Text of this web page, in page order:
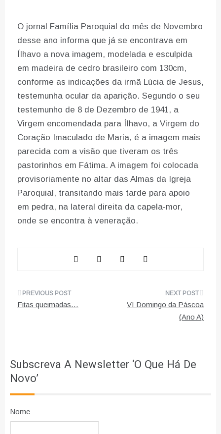
O jornal Família Paroquial do mês de Novembro
desse ano informa que já se encontrava em
Ílhavo a nova imagem, modelada e esculpida
em madeira de cedro brasileiro com 130cm,
conforme as indicações da irmã Lúcia de Jesus,
testemunha ocular da aparição. Segundo o seu
testemunho de 8 de Dezembro de 1941, a
Virgem encomendada para Ílhavo, a Virgem do
Coração Imaculado de Maria, é a imagem mais
parecida com a visão que tiveram os três
pastorinhos em Fátima. A imagem foi colocada
provisoriamente no altar das Almas da Igreja
Paroquial, transitando mais tarde para apoio
em pedra, na lateral direita da capela-mor,
onde se encontra à veneração.
Navegação
Fitas queimadas…
VI Domingo da Páscoa
(Ano A)
Subscreva A Newsletter ‘O Que Há De
Novo’
Nome